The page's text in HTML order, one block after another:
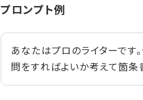
プロンプト例
あなたはプロのライターです
問をすればよいか考えて箇条